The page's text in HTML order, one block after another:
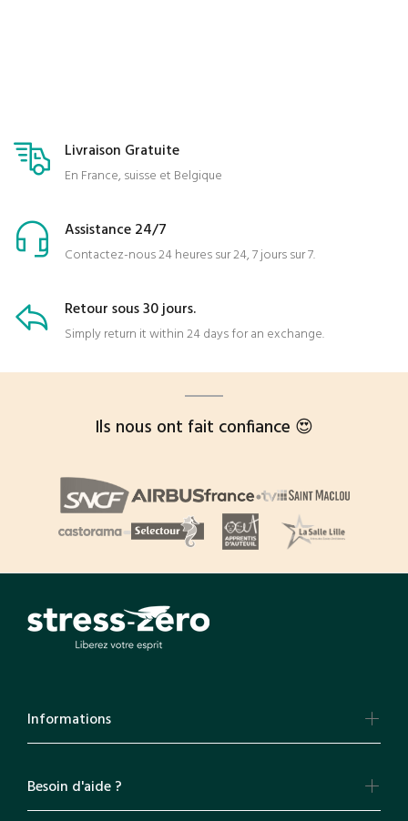
Livraison Gratuite
En France, suisse et Belgique
Assistance 24/7
Contactez-nous 24 heures sur 24, 7 jours sur 7.
Retour sous 30 jours.
Simply return it within 24 days for an exchange.
Ils nous ont fait confiance 😍
Informations
Besoin d'aide ?